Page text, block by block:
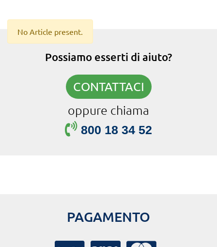
No Article present.
Possiamo esserti di aiuto?
CONTATTACI
oppure chiama
800 18 34 52
PAGAMENTO